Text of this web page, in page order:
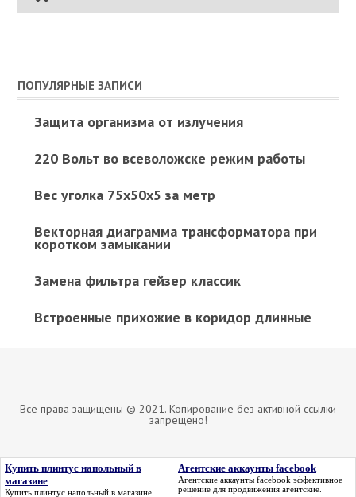
ПОПУЛЯРНЫЕ ЗАПИСИ
Защита организма от излучения
220 Вольт во всеволожске режим работы
Вес уголка 75х50х5 за метр
Векторная диаграмма трансформатора при
коротком замыкании
Замена фильтра гейзер классик
Встроенные прихожие в коридор длинные
Все права защищены © 2021. Копирование без активной ссылки
запрещено!
Купить плинтус напольный в
магазине
Купить плинтус напольный в магазине
Агентские аккаунты facebook
Агентские аккаунты facebook эффективное
решение для продвижения агентские.